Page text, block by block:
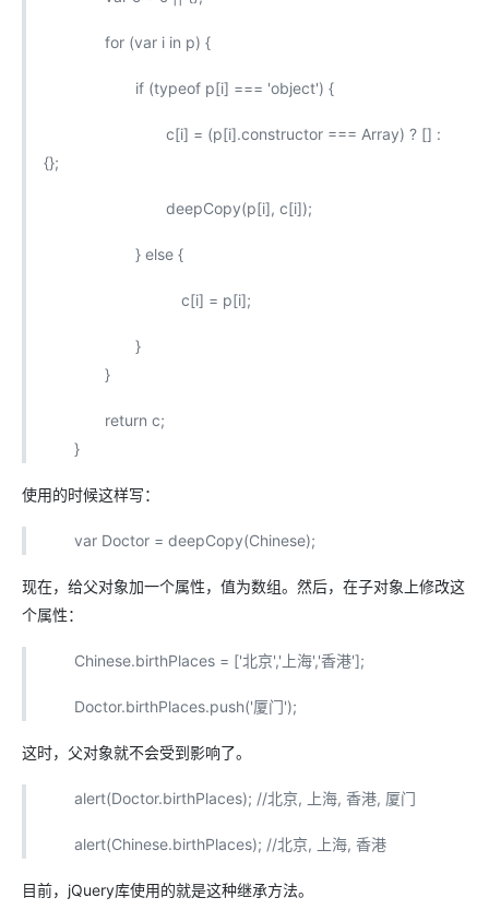
for (var i in p) {
if (typeof p[i] === 'object') {
c[i] = (p[i].constructor === Array) ? [] :
{};
deepCopy(p[i], c[i]);
} else {
c[i] = p[i];
}
}
return c;
}
使用的时候这样写：
var Doctor = deepCopy(Chinese);
现在，给父对象加一个属性，值为数组。然后，在子对象上修改这
个属性：
Chinese.birthPlaces = ['北京','上海','香港'];
Doctor.birthPlaces.push('厦门');
这时，父对象就不会受到影响了。
alert(Doctor.birthPlaces); //北京, 上海, 香港, 厦门
alert(Chinese.birthPlaces); //北京, 上海, 香港
目前，jQuery库使用的就是这种继承方法。